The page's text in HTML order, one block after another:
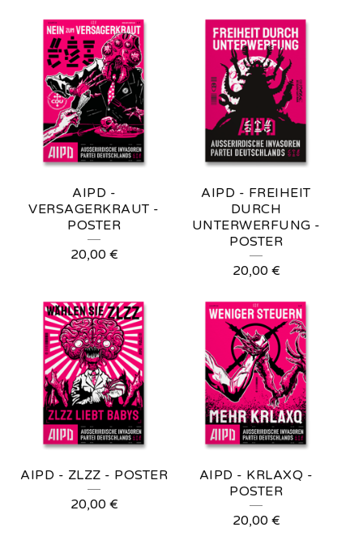
AIPD -
VERSAGERKRAUT -
POSTER
20,00 €
AIPD - FREIHEIT
DURCH
UNTERWERFUNG -
POSTER
20,00 €
AIPD - ZLZZ - POSTER
20,00 €
AIPD - KRLAXQ -
POSTER
20,00 €